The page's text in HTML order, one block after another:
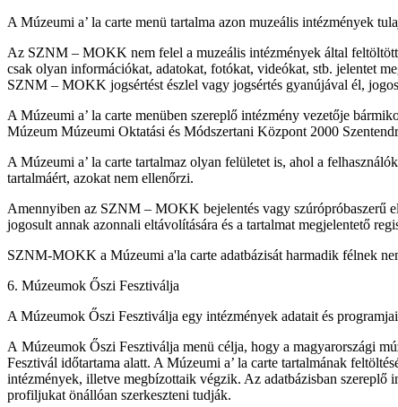
A Múzeumi a’ la carte menü tartalma azon muzeális intézmények
Az SZNM – MOKK nem felel a muzeális intézmények által
csak olyan információkat, adatokat, fotókat, videókat, stb. jelentet
SZNM – MOKK jogsértést észlel vagy jogsértés gyanújával él,
A Múzeumi a’ la carte menüben szereplő intézmény vezetője
Múzeum Múzeumi Oktatási és Módszertani Központ 2000
A Múzeumi a’ la carte tartalmaz olyan felületet is, ahol a
tartalmáért, azokat nem ellenőrzi.
Amennyiben az SZNM – MOKK bejelentés vagy szúrópróbaszerű
jogosult annak azonnali eltávolítására és a tartalmat megjelentető
SZNM-MOKK a Múzeumi a'la carte adatbázisát harmadik félnek
6. Múzeumok Őszi Fesztiválja
A Múzeumok Őszi Fesztiválja egy intézmények adatait és
A Múzeumok Őszi Fesztiválja menü célja, hogy a magyarországi
Fesztivál időtartama alatt. A Múzeumi a’ la carte tartalmának
intézmények, illetve megbízottaik végzik. Az adatbázisban
profiljukat önállóan szerkeszteni tudják.